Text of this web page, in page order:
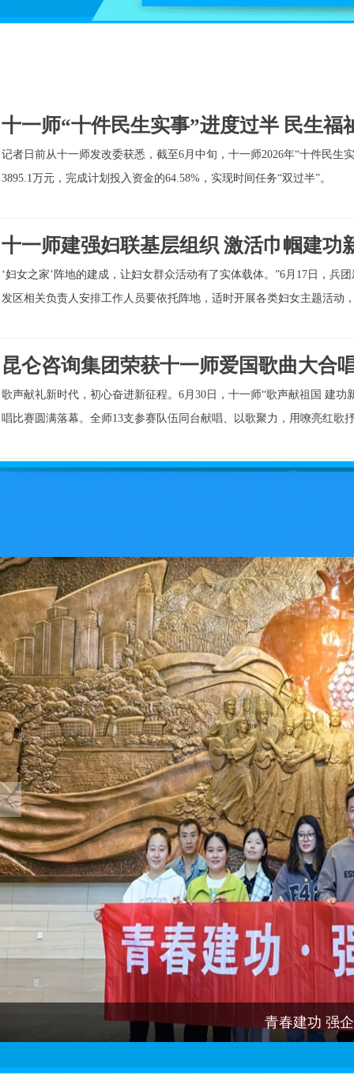
十一师“十件民生实事”进度过半 民生福
记者日前从十一师发改委获悉，截至6月中旬，十一师2026年“十件民生
3895.1万元，完成计划投入资金的64.58%，实现时间任务“双过半”。
十一师建强妇联基层组织 激活巾帼建功
‘妇女之家’阵地的建成，让妇女群众活动有了实体载体。”6月17日，兵
发区相关负责人安排工作人员要依托阵地，适时开展各类妇女主题活动
昆仑咨询集团荣获十一师爱国歌曲大合
歌声献礼新时代，初心奋进新征程。6月30日，十一师“歌声献祖国 建功
唱比赛圆满落幕。全师13支参赛队伍同台献唱、以歌聚力，用嘹亮红歌
青春建功 强